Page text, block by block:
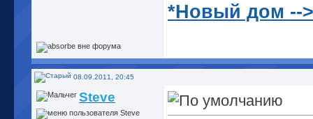
*Новый дом -->
08.09.2011, 20:45
Steve